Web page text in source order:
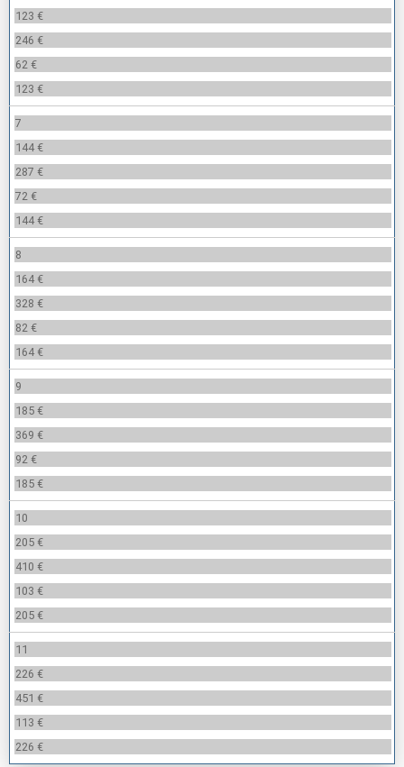
123 €
246 €
62 €
123 €
7
144 €
287 €
72 €
144 €
8
164 €
328 €
82 €
164 €
9
185 €
369 €
92 €
185 €
10
205 €
410 €
103 €
205 €
11
226 €
451 €
113 €
226 €